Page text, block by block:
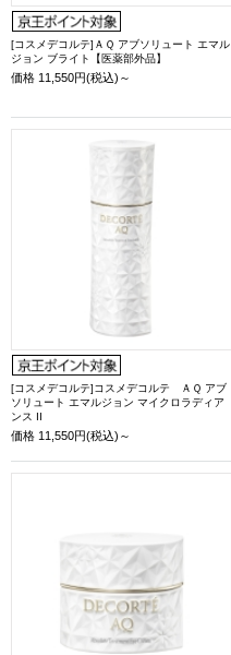
[コスメデコルテ]ＡＱ アブソリュート エマル
ジョン ブライト【医薬部外品】
価格 11,550円(税込)～
[コスメデコルテ]コスメデコルテ ＡＱ アブ
ソリュート エマルジョン マイクロラディア
ンス II
価格 11,550円(税込)～